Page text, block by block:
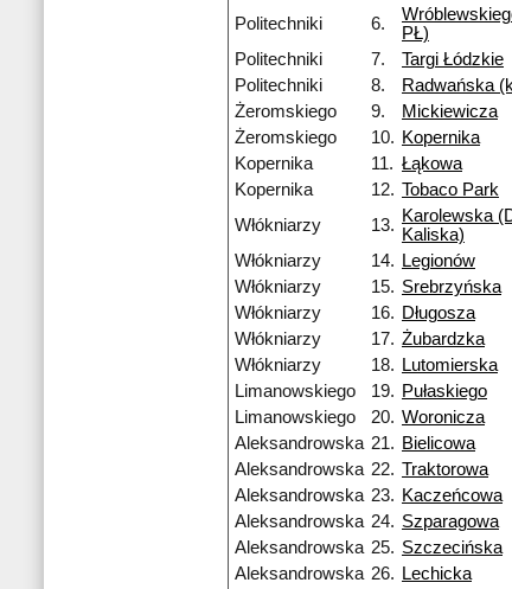
Politechniki
6.
PŁ)
Politechniki 7. Targi Łódzkie
Politechniki
8. Radwańska
Żeromskiego
9. Mickiewicza
Żeromskiego
10. Kopernika
Kopernika
11. Łąkowa
Kopernika
12. Tobaco Park
Włókniarzy
13. Karolewska
Kaliska)
Włókniarzy 14. Legionów
Włókniarzy
15. Srebrzyńska
Włókniarzy
16. Długosza
Włókniarzy
17. Żubardzka
Włókniarzy
18. Lutomierska
Limanowskiego
19. Pułaskiego
Limanowskiego
20. Woronicza
Aleksandrowska 21. Bielicowa
Aleksandrowska 22. Traktorowa
Aleksandrowska 23. Kaczeńcowa
Aleksandrowska 24. Szparagowa
Aleksandrowska 25. Szczecińska
Aleksandrowska 26. Lechicka